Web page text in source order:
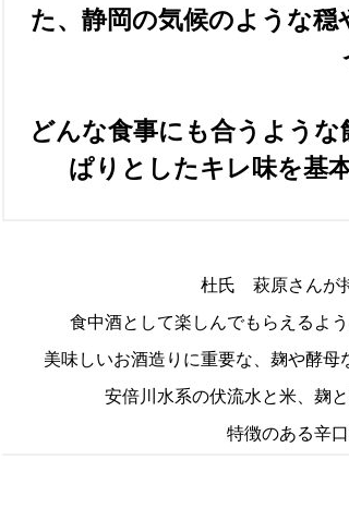
た、静岡の気候のような
どんな食事にも合うよう
ぱりとしたキレ味を基
杜氏 萩原さんが
食中酒として楽しんでもらえるよ
美味しいお酒造りに重要な、麹や酵母
安倍川水系の伏流水と米、麹
特徴のある辛